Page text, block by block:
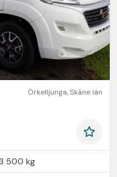
Örkelljunga,Skåne län
500 kg